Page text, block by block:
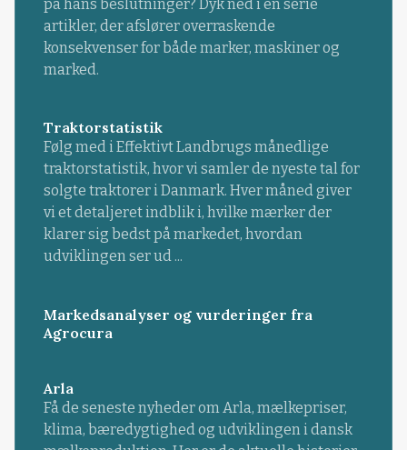
på hans beslutninger? Dyk ned i en serie
artikler, der afslører overraskende
konsekvenser for både marker, maskiner og
marked.
Traktorstatistik
Følg med i Effektivt Landbrugs månedlige
traktorstatistik, hvor vi samler de nyeste tal for
solgte traktorer i Danmark. Hver måned giver
vi et detaljeret indblik i, hvilke mærker der
klarer sig bedst på markedet, hvordan
udviklingen ser ud ...
Markedsanalyser og vurderinger fra
Agrocura
Arla
Få de seneste nyheder om Arla, mælkepriser,
klima, bæredygtighed og udviklingen i dansk